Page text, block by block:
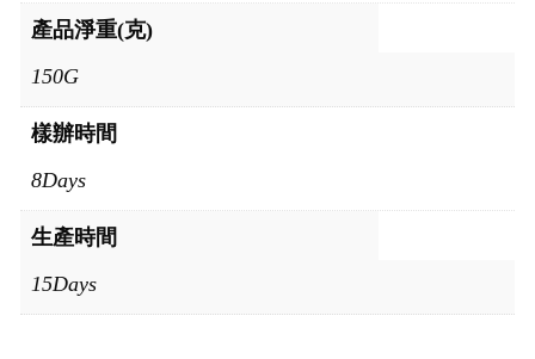
產品淨重(克)
150G
樣辦時間
8Days
生產時間
15Days